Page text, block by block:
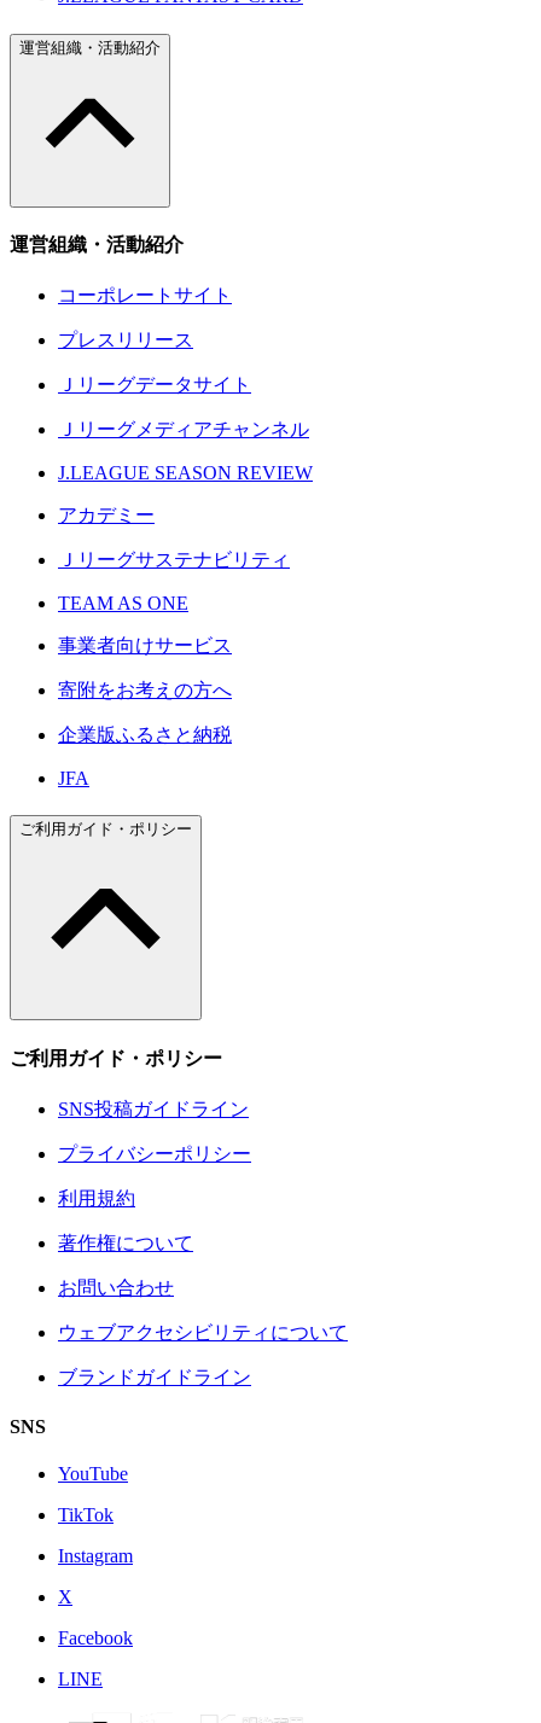
運営組織・活動紹介
運営組織・活動紹介
コーポレートサイト
プレスリリース
Ｊリーグデータサイト
Ｊリーグメディアチャンネル
J.LEAGUE SEASON REVIEW
アカデミー
Ｊリーグサステナビリティ
TEAM AS ONE
事業者向けサービス
寄附をお考えの方へ
企業版ふるさと納税
JFA
ご利用ガイド・ポリシー
ご利用ガイド・ポリシー
SNS投稿ガイドライン
プライバシーポリシー
利用規約
著作権について
お問い合わせ
ウェブアクセシビリティについて
ブランドガイドライン
SNS
YouTube
TikTok
Instagram
X
Facebook
LINE